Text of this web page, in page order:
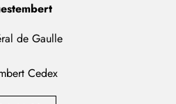
de Gaulle
Cedex